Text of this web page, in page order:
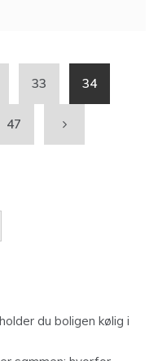
33 34
47
du boligen kølig i